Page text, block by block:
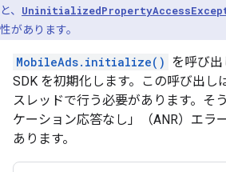
と、
性があります。
MobileAds.initialize() を呼び出
SDK を初期化します。この呼び出し
スレッドで行う必要があります。そ
ケーション応答なし」（ANR）エラ
あります。